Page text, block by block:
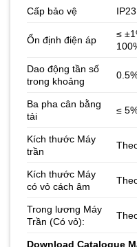
Cấp bảo vệ IP23
Ổn định điện áp
≤
Dao động tần số
trong khoảng
Ba pha cân bằng
tải
≤
Kích thước Máy
trần
Kích thước Máy
có vỏ cách âm
Trong lương Máy
Trần (Có vỏ):
Download Catalogue